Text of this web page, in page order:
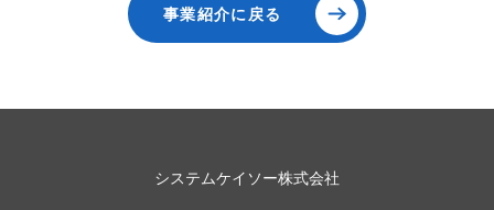
事業紹介に戻る
システムケイソー株式会社